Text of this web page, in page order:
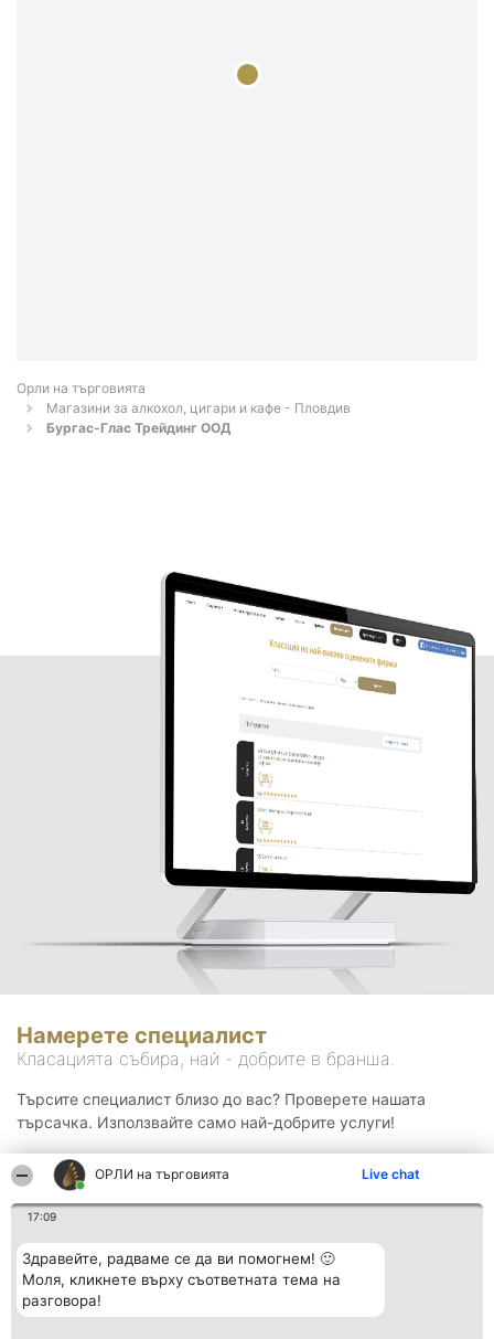
ОРЛИ на търговията Live chat
17:09
Здравейте, радваме се да ви помогнем! 🙂
Моля, кликнете върху съответната тема на
разговора!
Орли на търговията
Магазини за алкохол, цигари и кафе - Пловдив
Бургас-Глас Трейдинг ООД
Намерете специалист
Класацията събира, най - добрите в бранша.
Търсите специалист близо до вас? Проверете нашата
търсачка. Използвайте само най-добрите услуги!